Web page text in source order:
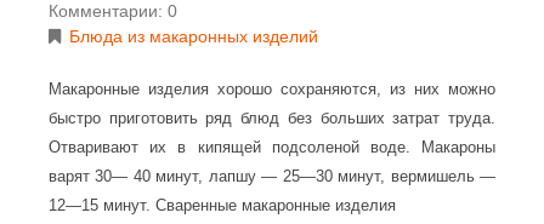
Комментарии: 0
Блюда из макаронных изделий
Макаронные изделия хорошо сохраняются, из них можно
быстро приготовить ряд блюд без больших затрат труда.
Отваривают их в кипящей подсоленой воде. Макароны
варят 30— 40 минут, лапшу — 25—30 минут, вермишель —
12—15 минут. Сваренные макаронные изделия